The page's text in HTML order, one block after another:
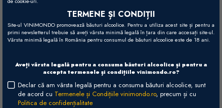
TERMENE ȘI CONDIȚII
Site-ul VINIMONDO promovează băuturi alcoolice. Pentru a utiliza acest site și pentru a
primi newsletterul trebuie să aveți vârsta minimă legală în țara din care accesați site-ul.
Vârsta minimă legală în România pentru consumul de băuturi alcoolice este de 18 ani.
Aveți vârsta legală pentru a consuma băuturi alcoolice și pentru a
accepta termenele și condițiile vinimondo.ro?
Declar că am vârsta legală pentru a consuma băuturi alcoolice, sunt
de acord cu Termenele și Condițiile vinimondo.ro, precum și cu
Politica de confidențialitate
Note ierboase și se confirmă cele de fructe de pădure și violete.
Precis și delicat, cu taninuri catifelate și elegante, structură suplă și
aciditate proaspătă.
Olfactiv
Arome de mure și coacăze negre, căpșuni sălbatice, prune, note de
violete și cimbru și o ușoară nuanță de pământ reavăn.